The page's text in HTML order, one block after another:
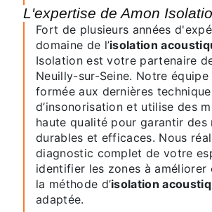
L'expertise de Amon
Fort de plusieurs années d'expérience dans le
domaine de l’isolation
Isolation est votre partenaire
Neuilly-sur-Seine. Notre
formée aux dernières
d’insonorisation et utilise des
haute qualité pour garantir des
durables et efficaces. Nous
diagnostic complet de votre
identifier les zones à améliorer
la méthode d’isolation
adaptée.